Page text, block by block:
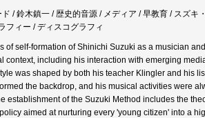
/ 鈴木鎮一 / 歴史的音源 / メディア / 早教育 / スズ
フィー / ディスコグラフィ
of self-formation of Shinichi Suzuki as a musician
context, including his interaction with emerging
was shaped by both his teacher Klingler and his
the backdrop, and his musical activities were
establishment of the Suzuki Method includes the
aimed at nurturing every 'young citizen' into a